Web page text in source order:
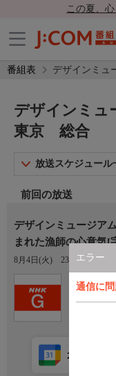
この夏、
番組表 デザインミュ
エラー
通信に
デザインミュ
東京 総合
放送スケジュール
前回の放送
デザインミュージ
まれた漁師の心意気[
8月4日(火) 23:45〜23:50
Ch.1
NHK東
カレンダー